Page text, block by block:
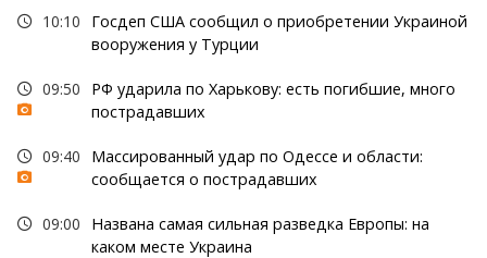
10:10
Госдеп США сообщил о приобретении Украиной
вооружения у Турции
09:50
РФ ударила по Харькову: есть погибшие, много
пострадавших
09:40
Массированный удар по Одессе и области:
сообщается о пострадавших
09:00
Названа самая сильная разведка Европы: на
каком месте Украина